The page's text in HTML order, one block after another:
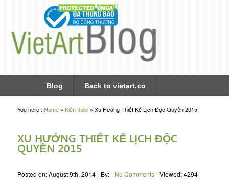
Blog Back to vietart.co
You here : Home » Kiến thức » Xu Hướng Thiết Kế Lịch Độc Quyền 2015
XU HƯỚNG THIẾT KẾ LỊCH ĐỘC
QUYỀN 2015
Posted on:August 9th, 2014 - By:- No Comments-Viewed:4294